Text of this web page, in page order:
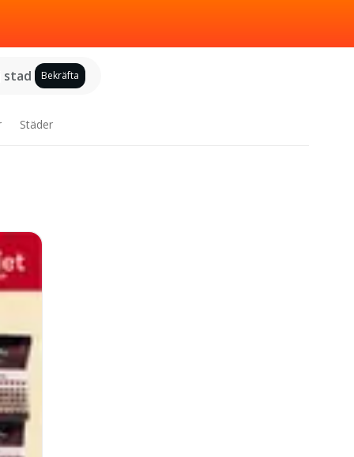
stad Bekräfta
Städer